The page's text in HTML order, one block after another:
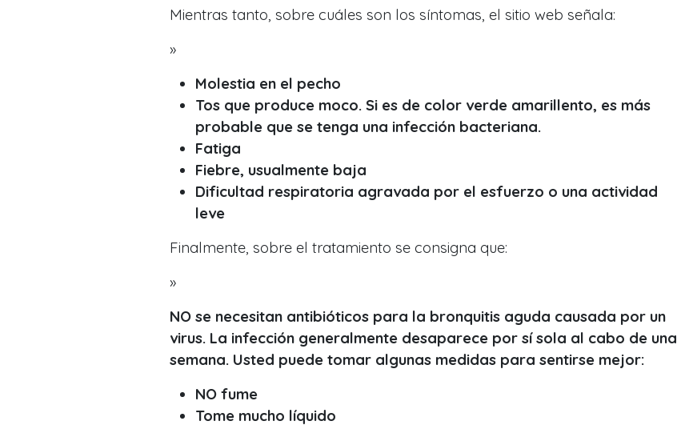
Mientras tanto, sobre cuáles son los síntomas, el sitio web señala:
»
Molestia en el pecho
Tos que produce moco. Si es de color verde amarillento, es más
probable que se tenga una infección bacteriana.
Fatiga
Fiebre, usualmente baja
Dificultad respiratoria agravada por el esfuerzo o una actividad
leve
Finalmente, sobre el tratamiento se consigna que:
»
NO se necesitan antibióticos para la bronquitis aguda causada por un
virus. La infección generalmente desaparece por sí sola al cabo de una
semana. Usted puede tomar algunas medidas para sentirse mejor:
NO fume
Tome mucho líquido